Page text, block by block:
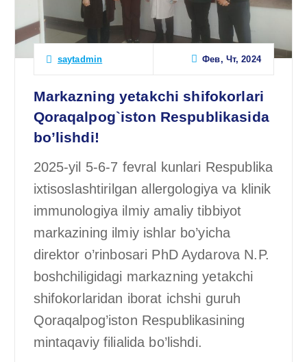
saytadmin Фев, Чт, 2024
Markazning yetakchi shifokorlari
Qoraqalpog`iston Respublikasida
bo’lishdi!
2025-yil 5-6-7 fevral kunlari Respublika
ixtisoslashtirilgan allergologiya va klinik
immunologiya ilmiy amaliy tibbiyot
markazining ilmiy ishlar bo’yicha
direktor o’rinbosari PhD Aydarova N.P.
boshchiligidagi markazning yetakchi
shifokorlaridan iborat ichshi guruh
Qoraqalpog’iston Respublikasining
mintaqaviy filialida bo’lishdi.